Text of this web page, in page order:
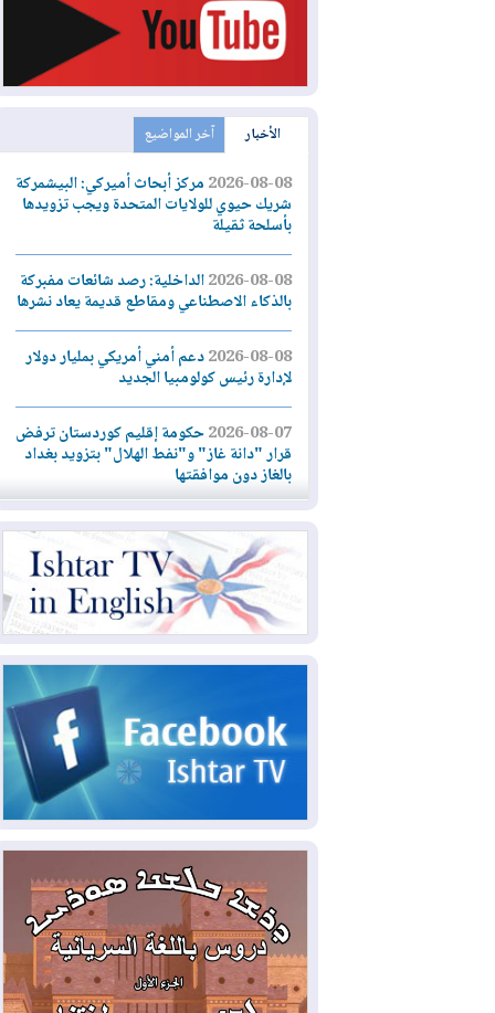
الأخبار آخر المواضيع
2026-08-08مركز أبحاث أميركي: البيشمركة
شريك حيوي للولايات المتحدة ويجب تزويدها
بأسلحة ثقيلة
2026-08-08الداخلية: رصد شائعات مفبركة
بالذكاء الاصطناعي ومقاطع قديمة يعاد نشرها
2026-08-08دعم أمني أمريكي بمليار دولار
لإدارة رئيس كولومبيا الجديد
2026-08-07حكومة إقليم كوردستان ترفض
قرار "دانة غاز" و"نفط الهلال" بتزويد بغداد
بالغاز دون موافقتها
2026-08-07القوات المسلحة العراقية: خطة
أمنية لإجهاض هجمة محتملة على السعودية
2026-08-07الاستخبارات الأميركية: بوتين
قد يختبر تماسك الناتو بهجوم محدود
نيجيرفان بارزاني حول اجتماع
"إدارة الدولة": أكدنا دعم تنفيذ البرنامج
الحكومي وأهمية حصر السلاح
2026-08-06ائتلاف ادارة الدولة: من
يقومون بسلوك يهدد امن البلاد خارجون عن
القانون يجب محاربتهم
2026-08-06بعد هجومين قرب باب المندب..
تحذيرات من تصعيد يهدد الملاحة في البحر
الأحمر
2026-08-06 مئات القاصرين بلا مأوى.. أزمة
سبتة تتصاعد وتضغط على مدريد